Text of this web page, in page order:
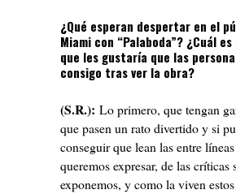
¿Qué esperan despertar en el
Miami con “Palaboda”? ¿Cuál es
que les gustaría que las
consigo tras ver la obra?
(S.R.): Lo primero, que tengan
que pasen un rato divertido y si
conseguir que lean las entre
queremos expresar, de las críticas
exponemos, y como la viven